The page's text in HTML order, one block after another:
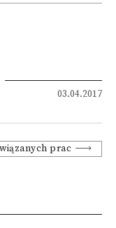
03.04.2017
prac